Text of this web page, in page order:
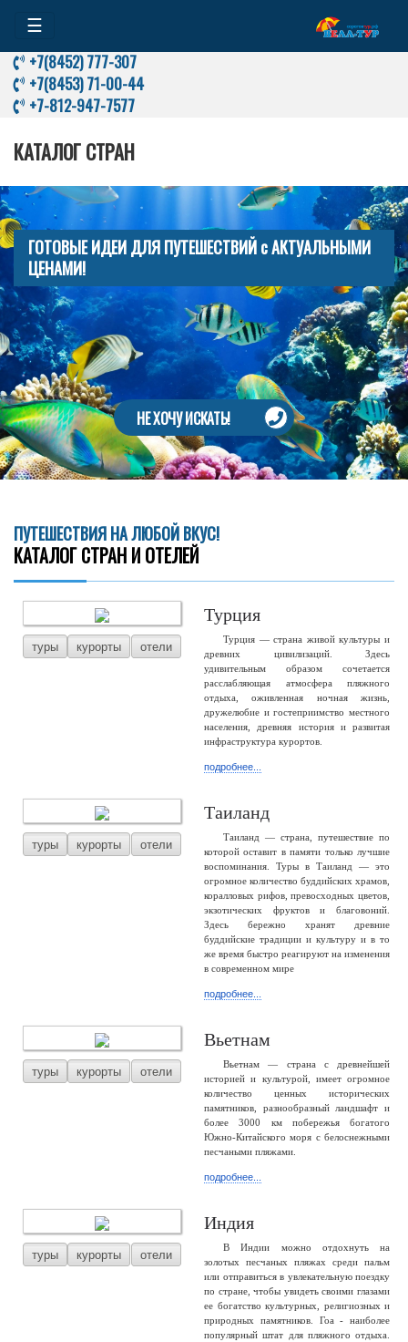
☰
+7(8452) 777-307
+7(8453) 71-00-44
+7-812-947-7577
КАТАЛОГ СТРАН
ГОТОВЫЕ ИДЕИ ДЛЯ ПУТЕШЕСТВИЙ с АКТУАЛЬНЫМИ
ЦЕНАМИ!
НЕ ХОЧУ ИСКАТЬ!
ПУТЕШЕСТВИЯ НА ЛЮБОЙ ВКУС!
КАТАЛОГ СТРАН И ОТЕЛЕЙ
туры курорты отели
Турция
Турция — страна живой культуры и
древних цивилизаций. Здесь
удивительным образом сочетается
расслабляющая атмосфера пляжного
отдыха, оживленная ночная жизнь,
дружелюбие и гостеприимство местного
населения, древняя история и развитая
инфраструктура курортов.
подробнее...
туры курорты отели
Таиланд
Таиланд — страна, путешествие по
которой оставит в памяти только лучшие
воспоминания. Туры в Таиланд — это
огромное количество буддийских храмов,
коралловых рифов, превосходных цветов,
экзотических фруктов и благовоний.
Здесь бережно хранят древние
буддийские традиции и культуру и в то
же время быстро реагируют на изменения
в современном мире
подробнее...
туры курорты отели
Вьетнам
Вьетнам — страна с древнейшей
историей и культурой, имеет огромное
количество ценных исторических
памятников, разнообразный ландшафт и
более 3000 км побережья богатого
Южно-Китайского моря с белоснежными
песчаными пляжами.
подробнее...
туры курорты отели
Индия
В Индии можно отдохнуть на
золотых песчаных пляжах среди пальм
или отправиться в увлекательную поездку
по стране, чтобы увидеть своими глазами
ее богатство культурных, религиозных и
природных памятников. Гоа - наиболее
популярный штат для пляжного отдыха.